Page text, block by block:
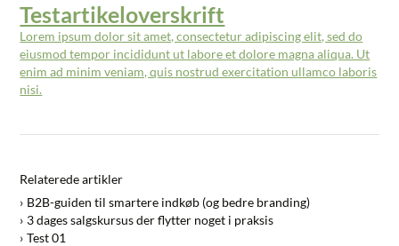
Testartikeloverskrift
Lorem ipsum dolor sit amet, consectetur adipiscing elit, sed do
eiusmod tempor incididunt ut labore et dolore magna aliqua. Ut
enim ad minim veniam, quis nostrud exercitation ullamco laboris
nisi.
Relaterede artikler
B2B-guiden til smartere indkøb (og bedre branding)
3 dages salgskursus der flytter noget i praksis
Test 01